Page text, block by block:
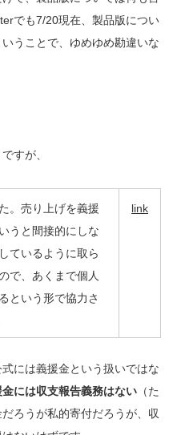
でも7/20現在、製品版につい
うことで、ゆめゆめ勘違いな
すが、
。売り上げを義援
うと間接的にしな
ているように取ら
で、あくまで個人
という形で協力さ
link
には義援金という扱いではな
金には収支報告義務はない （た
ろうが私的寄付だろうが、収